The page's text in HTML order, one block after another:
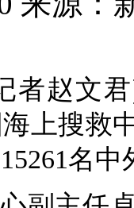
者赵文
上搜救
名